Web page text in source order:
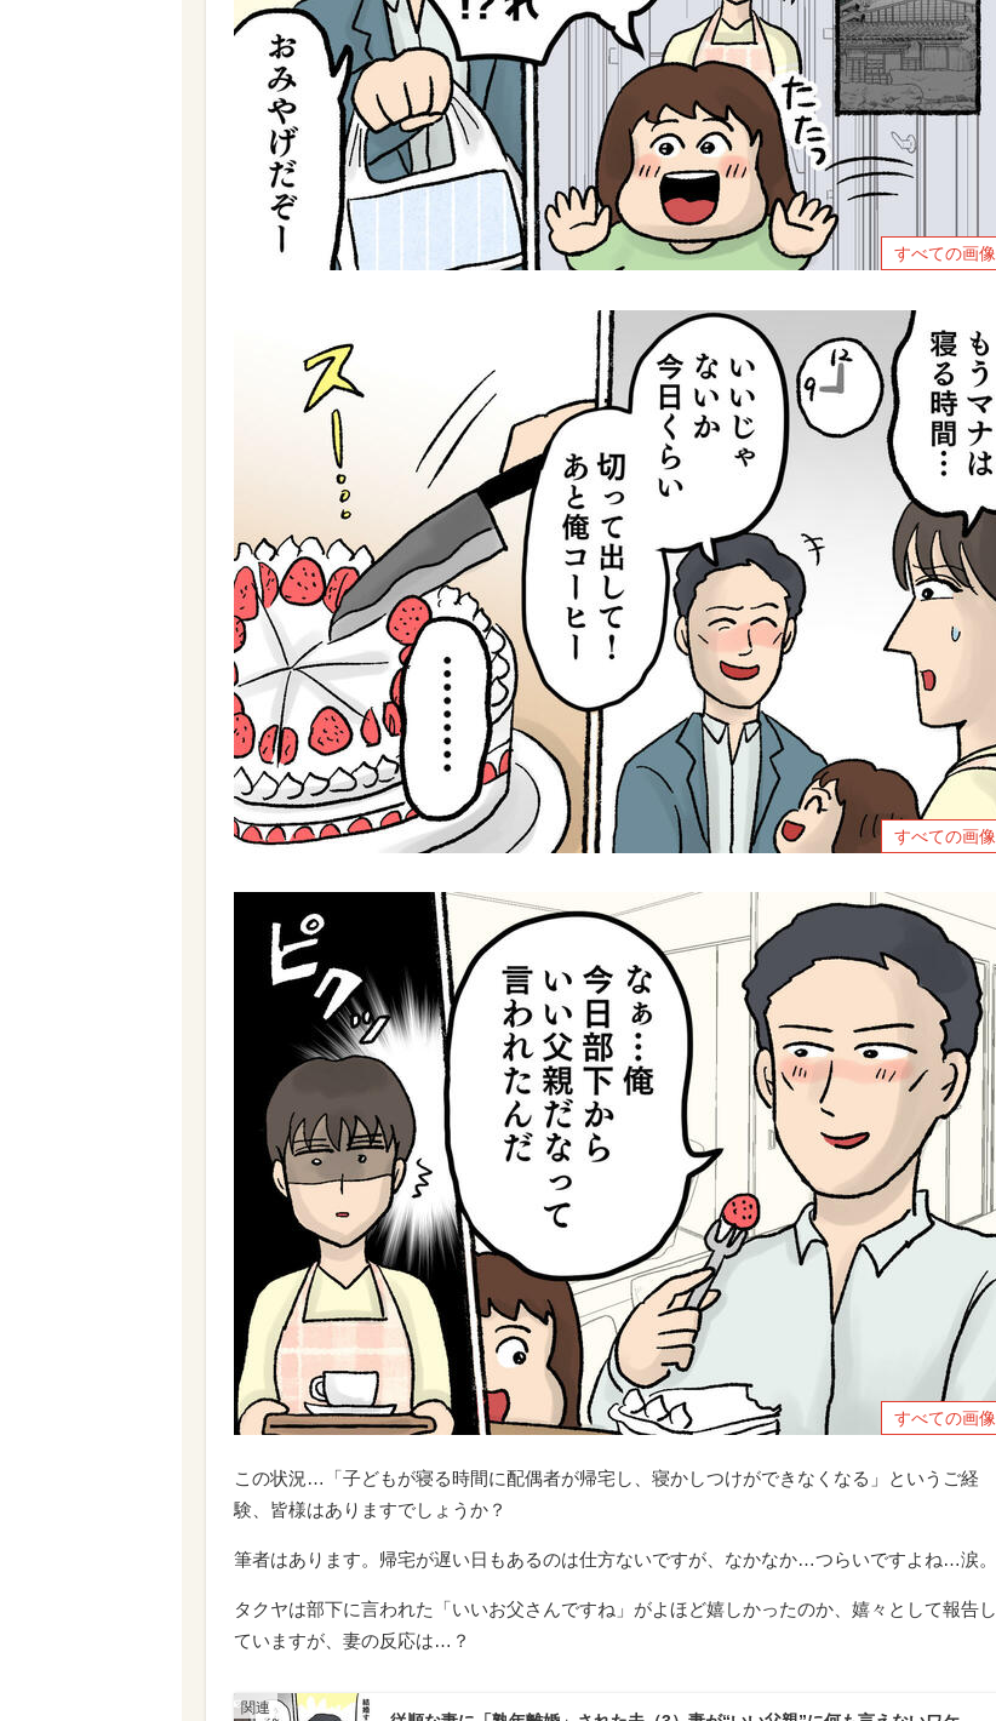
すべての画像
すべての画像
すべての画像
この状況…「子どもが寝る時間に配偶者が帰宅し、寝かしつけができなくなる」というご経
験、皆様はありますでしょうか？
筆者はあります。帰宅が遅い日もあるのは仕方ないですが、なかなか…つらいですよね…涙。
タクヤは部下に言われた「いいお父さんですね」がよほど嬉しかったのか、嬉々として報告し
ていますが、妻の反応は…？